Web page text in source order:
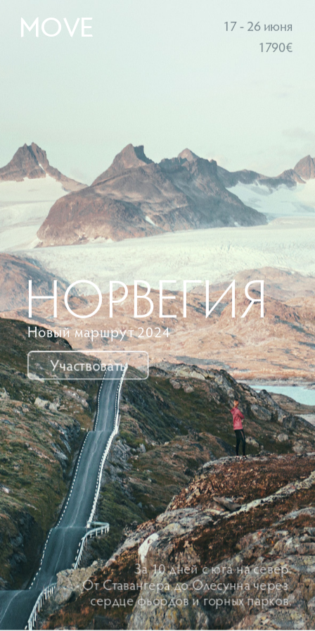
Участвовать
MOVE
1790€
17 - 26 июня
НОРВЕГИЯ
Новый маршрут 2024
За 10 дней с юга на север.
От Ставангера до Олесунна через
сердце фьордов и горных парков.